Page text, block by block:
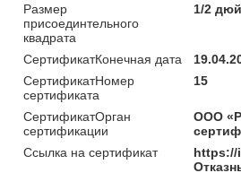
Размер
присоединтельного
квадрата
1/2
СертификатКонечная дата
СертификатНомер
сертификата
15
СертификатОрган
сертификации
ООО
Ссылка на сертификат
https://